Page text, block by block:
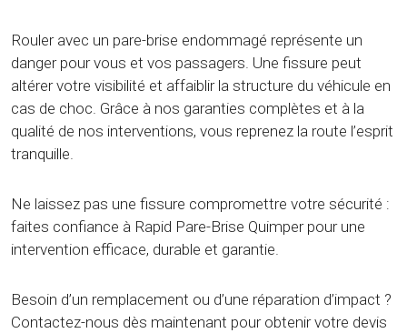
Rouler avec un pare-brise endommagé représente un
danger pour vous et vos passagers. Une fissure peut
altérer votre visibilité et affaiblir la structure du véhicule en
cas de choc. Grâce à nos garanties complètes et à la
qualité de nos interventions, vous reprenez la route l’esprit
tranquille.
Ne laissez pas une fissure compromettre votre sécurité :
faites confiance à Rapid Pare-Brise Quimper pour une
intervention efficace, durable et garantie.
Besoin d’un remplacement ou d’une réparation d’impact ?
Contactez-nous dès maintenant pour obtenir votre devis